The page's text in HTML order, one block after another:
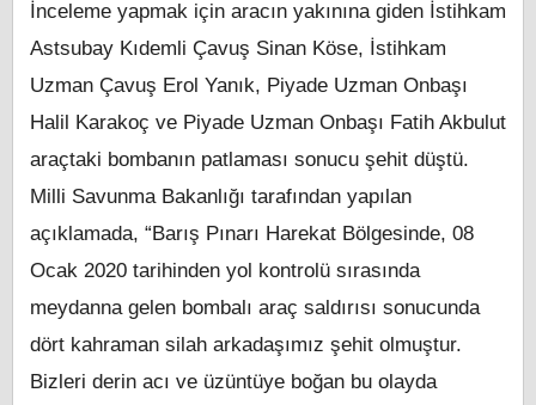
İnceleme yapmak için aracın yakınına giden İstihkam
Astsubay Kıdemli Çavuş Sinan Köse, İstihkam
Uzman Çavuş Erol Yanık, Piyade Uzman Onbaşı
Halil Karakoç ve Piyade Uzman Onbaşı Fatih Akbulut
araçtaki bombanın patlaması sonucu şehit düştü.
Milli Savunma Bakanlığı tarafından yapılan
açıklamada, “Barış Pınarı Harekat Bölgesinde, 08
Ocak 2020 tarihinden yol kontrolü sırasında
meydanna gelen bombalı araç saldırısı sonucunda
dört kahraman silah arkadaşımız şehit olmuştur.
Bizleri derin acı ve üzüntüye boğan bu olayda